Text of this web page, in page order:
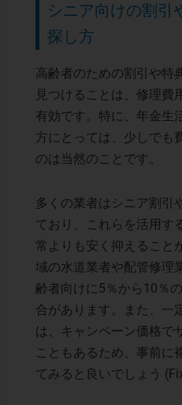
シニア向けの割引
探し方
高齢者のための割引や特
見つけることは、修理費
有効です。特に、年金生
方にとっては、少しでも
のは当然のことです。
多くの業者はシニア割引
ており、これらを活用す
常よりも安く抑えること
域の水道業者や配管修理
齢者向けに5％から10％
合があります。また、一
は、キャンペーン価格で
こともあるため、事前に
てみると良いでしょう​